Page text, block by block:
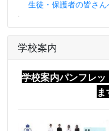
生徒・保護者の皆さん
学校案内
学校案内パンフレ
ま